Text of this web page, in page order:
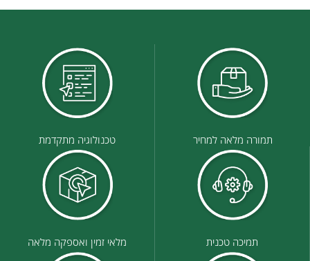
תמורה מלאה למחיר טכנולוגיה מתקדמת
תמיכה טכנית מלאי זמין ואספקה מלאה